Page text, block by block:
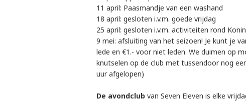
11 april: Paasmandje van een washand
18 april: gesloten i.v.m. goede vrijdag
25 april: gesloten i.v.m. activiteiten rond
9 mei: afsluiting van het seizoen! Je kunt je
lede en €1.- voor niet leden. We duimen op
knutselen op de club met tussendoor nog
uur afgelopen)
De avondclub van Seven Eleven is elke